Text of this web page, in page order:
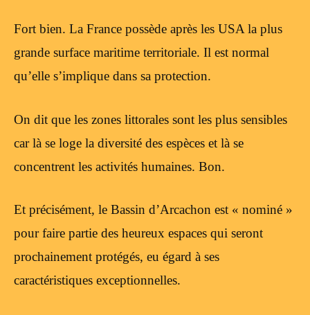
Fort bien. La France possède après les USA la plus
grande surface maritime territoriale. Il est normal
qu’elle s’implique dans sa protection.
On dit que les zones littorales sont les plus sensibles
car là se loge la diversité des espèces et là se
concentrent les activités humaines. Bon.
Et précisément, le Bassin d’Arcachon est « nominé »
pour faire partie des heureux espaces qui seront
prochainement protégés, eu égard à ses
caractéristiques exceptionnelles.